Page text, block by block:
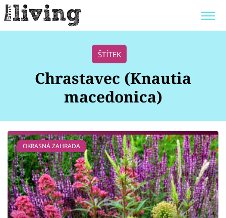
POKOJOVÉ KVĚTINY
ZAHRADA
Bydlení
Zahrada
Design
ŠTÍTEK
Chrastavec (Knautia
macedonica)
OKRASNÁ ZAHRADA